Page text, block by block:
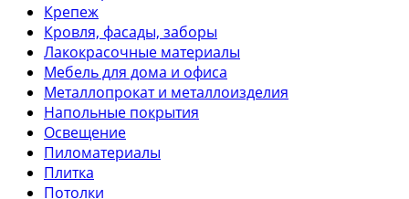
Крепеж
Кровля, фасады, заборы
Лакокрасочные материалы
Мебель для дома и офиса
Металлопрокат и металлоизделия
Напольные покрытия
Освещение
Пиломатериалы
Плитка
Потолки